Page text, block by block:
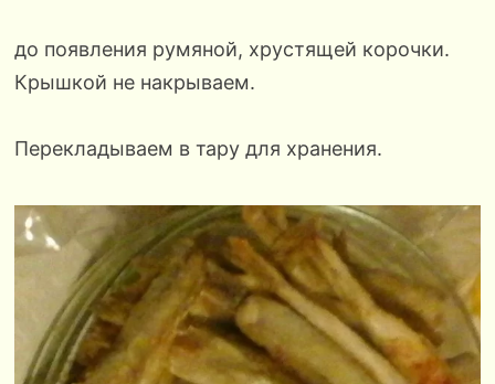
до появления румяной, хрустящей корочки.
Крышкой не накрываем.
Перекладываем в тару для хранения.